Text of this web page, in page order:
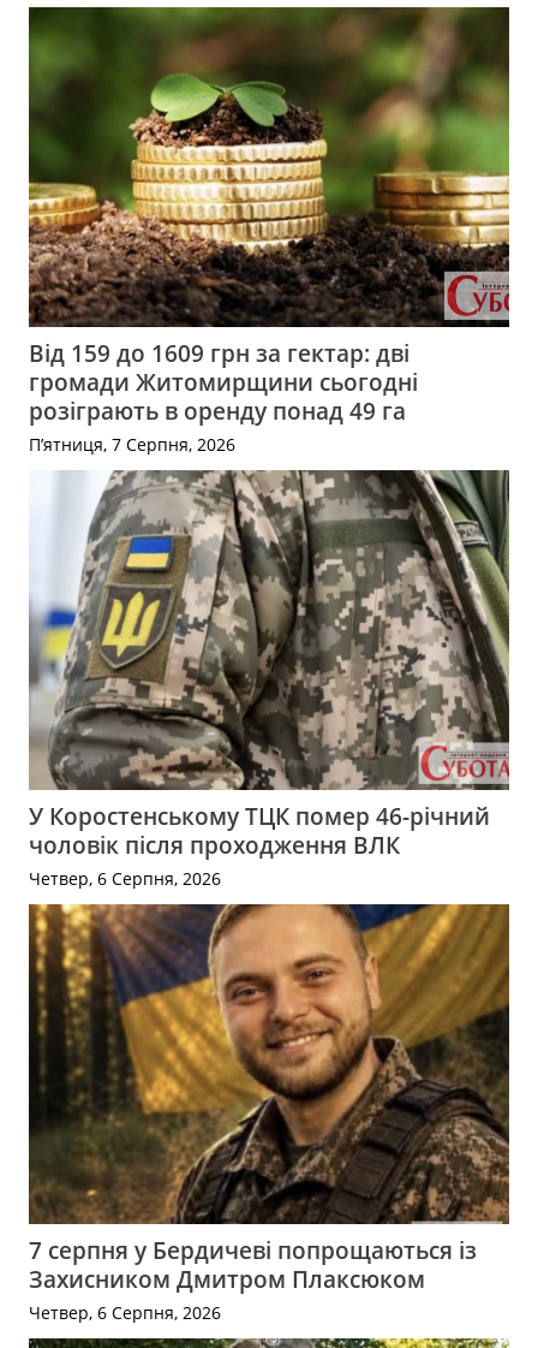
Від 159 до 1609 грн за гектар: дві
громади Житомирщини сьогодні
розіграють в оренду понад 49 га
П’ятниця, 7 Серпня, 2026
У Коростенському ТЦК помер 46-річний
чоловік після проходження ВЛК
Четвер, 6 Серпня, 2026
7 серпня у Бердичеві попрощаються із
Захисником Дмитром Плаксюком
Четвер, 6 Серпня, 2026